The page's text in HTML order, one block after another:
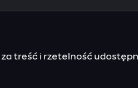
treść i rzetelność